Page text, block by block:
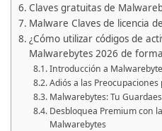
Claves gratuitas de
Malware Claves de licencia
¿Cómo utilizar códigos de
Malwarebytes 2026 de
Introducción a
Adiós a las
Malwarebytes: Tu
Desbloquea Premium con
Malwarebytes